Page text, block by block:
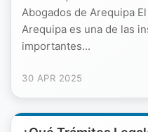
Abogados de Arequipa
Arequipa es una de las
importantes...
30 APR 2025